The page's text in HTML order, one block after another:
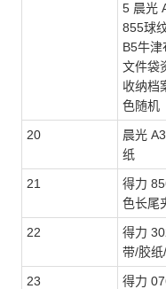
5 晨光
855球
B5牛津
文件袋
收纳档
色随机
20
晨光
纸
21
得力
色长尾
22
得力
带/胶
23
得力